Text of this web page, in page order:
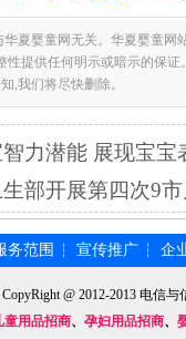
夏婴童网无关。华夏婴童网
提供任何明示或暗示的保
,我们将尽快删除。
力潜能 展现宝宝
部开展第四次9
务范围 ┆ 宣传推广 ┆ 企
CopyRight @ 2012-2013 电信
童用品招商、 孕妇用品招商、